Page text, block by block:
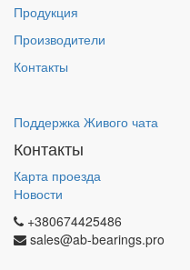
Продукция
Производители
Контакты
Поддержка Живого чата
Контакты
Карта проезда
Новости
+380674425486
sales@ab-bearings.pro